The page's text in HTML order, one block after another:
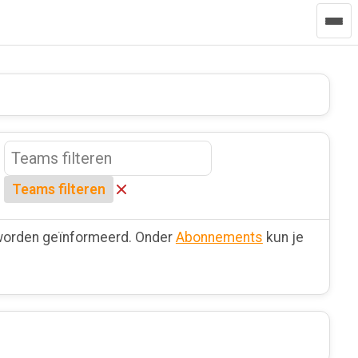
Teams filteren
geïnformeerd. Onder Abonnements kun je